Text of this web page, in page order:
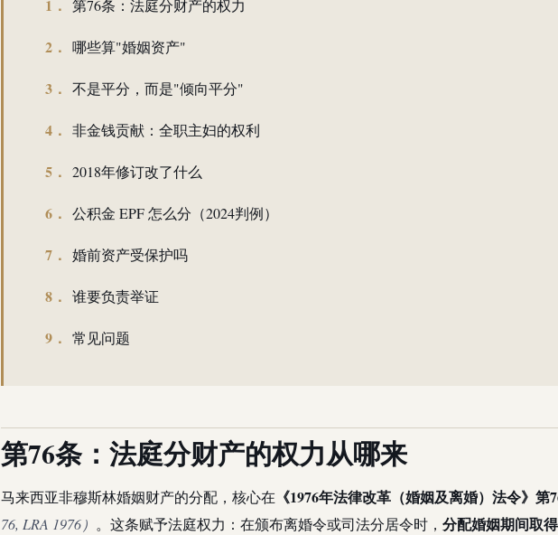
第76条：法庭分财产的权力
哪些算"婚姻资产"
不是平分，而是"倾向平分"
非金钱贡献：全职主妇的权利
2018年修订改了什么
公积金 EPF 怎么分（2024判例）
婚前资产受保护吗
谁要负责举证
常见问题
第76条：法庭分财产的权力从哪来
马来西亚非穆斯林婚姻财产的分配，核心在 《1976年法律改革（婚姻及离婚）法令》第
76, LRA 1976） 。这条赋予法庭权力：在颁布离婚令或司法分居令时， 分配婚姻期间取